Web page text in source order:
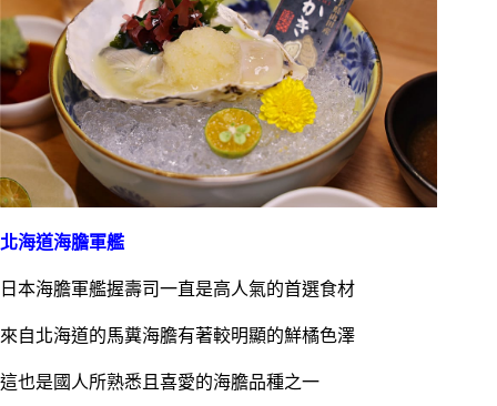
北海道海膽軍艦
日本海膽軍艦握壽司一直是高人氣的首選食材
來自北海道的馬糞海膽有著較明顯的鮮橘色澤
這也是國人所熟悉且喜愛的海膽品種之一